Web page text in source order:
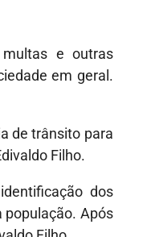
e outras
em geral.
de trânsito para
Filho.
dos
população. Após